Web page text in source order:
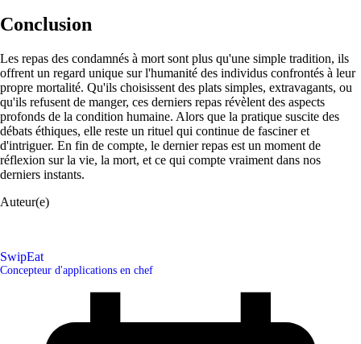
Conclusion
Les repas des condamnés à mort sont plus qu'une simple tradition, ils
offrent un regard unique sur l'humanité des individus confrontés à leur
propre mortalité. Qu'ils choisissent des plats simples, extravagants, ou
qu'ils refusent de manger, ces derniers repas révèlent des aspects
profonds de la condition humaine. Alors que la pratique suscite des
débats éthiques, elle reste un rituel qui continue de fasciner et
d'intriguer. En fin de compte, le dernier repas est un moment de
réflexion sur la vie, la mort, et ce qui compte vraiment dans nos
derniers instants.
Auteur(e)
SwipEat
Concepteur d'applications en chef